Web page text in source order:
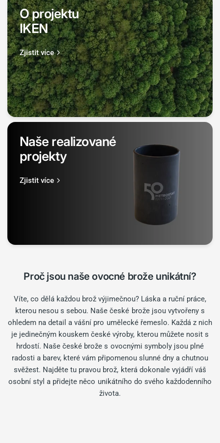
O projektu
IKEN
Zjistit více
Naše realizované
projekty
Zjistit více
Proč jsou naše ovocné brože unikátní?
Víte, co dělá každou brož výjimečnou? Láska a ruční práce,
kterou nesou s sebou. Naše české brože jsou vytvořeny s
ohledem na detail a vášní pro umělecké řemeslo. Každá z nich
je jedinečným kouskem české výroby, kterou můžete nosit s
hrdostí. Naše české brože s ovocnými symboly jsou plné
radosti a barev, které vám připomenou slunné dny a chutnou
svěžest. Najděte tu pravou brož, která dokonale vyjádří váš
osobní styl a přidejte něco unikátního do svého každodenního
života.